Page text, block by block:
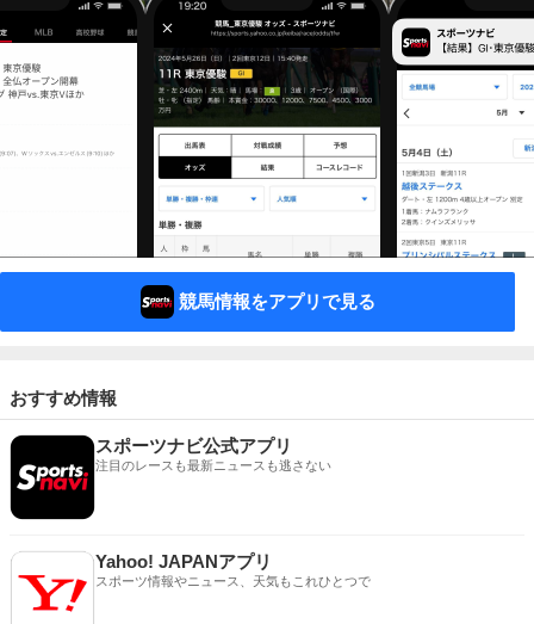
競馬情報をアプリで見る
おすすめ情報
スポーツナビ公式アプリ
注目のレースも最新ニュースも逃さない
Yahoo! JAPANアプリ
スポーツ情報やニュース、天気もこれひとつで